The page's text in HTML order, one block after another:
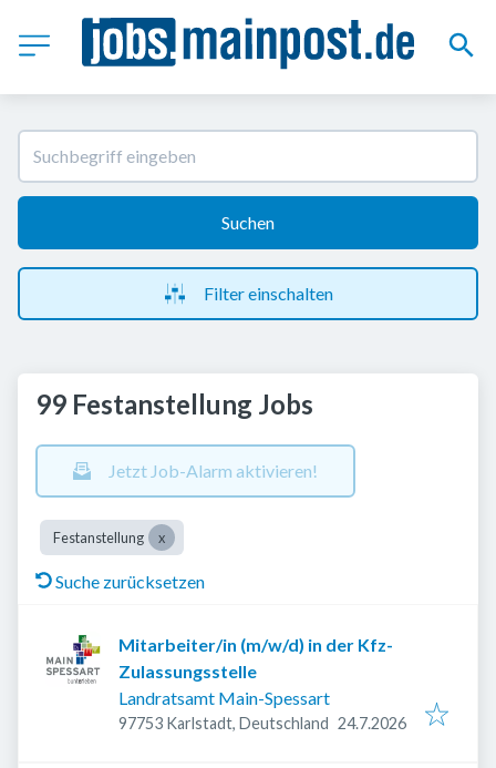
Suchen
Filter einschalten
99 Festanstellung Jobs
Jetzt Job-Alarm aktivieren!
Festanstellung
Suche zurücksetzen
Mitarbeiter/in (m/w/d) in der Kfz-
Zulassungsstelle
Landratsamt Main-Spessart
97753 Karlstadt, Deutschland Veröffentlicht:
24.7.2026